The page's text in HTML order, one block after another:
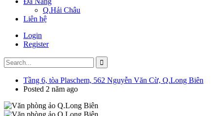
Q.Hải Châu
Liên hệ
Login
Register
Tầng 6, tòa Plaschem, 562 Nguyễn Văn Cừ, Q.Long Biên
Posted 2 năm ago